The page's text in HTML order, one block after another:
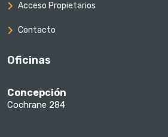
Acceso Propietarios
Contacto
Oficinas
Concepción
Cochrane 284